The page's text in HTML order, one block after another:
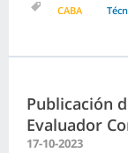
CABA
Publicación
Evaluador
17-10-2023